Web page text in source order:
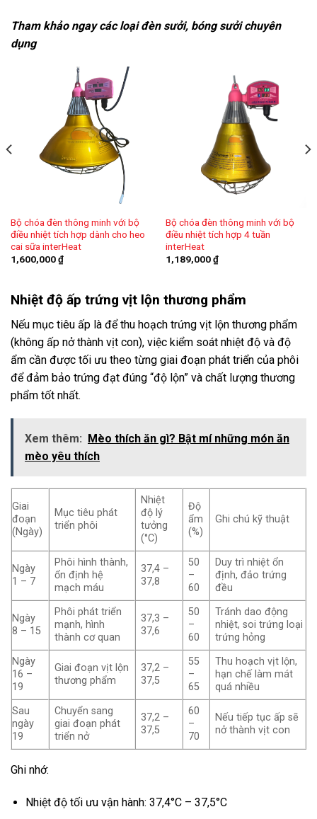
Tham khảo ngay các loại đèn sưởi, bóng sưởi chuyên
dụng
Bộ chóa đèn thông minh với bộ
điều nhiệt tích hợp dành cho heo
cai sữa interHeat
1,600,000₫
Bộ chóa đèn thông minh với bộ
điều nhiệt tích hợp 4 tuần
interHeat
1,189,000₫
Nhiệt độ ấp trứng vịt lộn thương phẩm
Nếu mục tiêu ấp là để thu hoạch trứng vịt lộn thương phẩm
(không ấp nở thành vịt con), việc kiểm soát nhiệt độ và độ
ẩm cần được tối ưu theo từng giai đoạn phát triển của phôi
để đảm bảo trứng đạt đúng “độ lộn” và chất lượng thương
phẩm tốt nhất.
Xem thêm:
Mèo thích ăn gì? Bật mí những món ăn
mèo yêu thích
Giai
đoạn
(Ngày)
Mục tiêu phát
triển phôi
Nhiệt
độ lý
tưởng
(°C)
Độ
ẩm
(%)
Ghi chú kỹ thuật
Ngày
1 – 7
Phôi hình thành,
ổn định hệ
mạch máu
37,4 –
37,8
50
–
60
Duy trì nhiệt ổn
định, đảo trứng
đều
Ngày
8 – 15
Phôi phát triển
mạnh, hình
thành cơ quan
37,3 –
37,6
50
–
60
Tránh dao động
nhiệt, soi trứng loại
trứng hỏng
Ngày
16 –
19
Giai đoạn vịt lộn
thương phẩm
37,2 –
37,5
55
–
65
Thu hoạch vịt lộn,
hạn chế làm mát
quá nhiều
Sau
ngày
19
Chuyển sang
giai đoạn phát
triển nở
37,2 –
37,5
60
–
70
Nếu tiếp tục ấp sẽ
nở thành vịt con
Ghi nhớ:
Nhiệt độ tối ưu vận hành: 37,4°C – 37,5°C